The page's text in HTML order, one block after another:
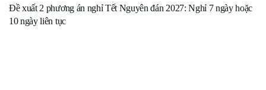
Đề xuất 2 phương án nghỉ Tết Nguyên đán 2027: Nghỉ 7 ngày hoặc
10 ngày liên tục